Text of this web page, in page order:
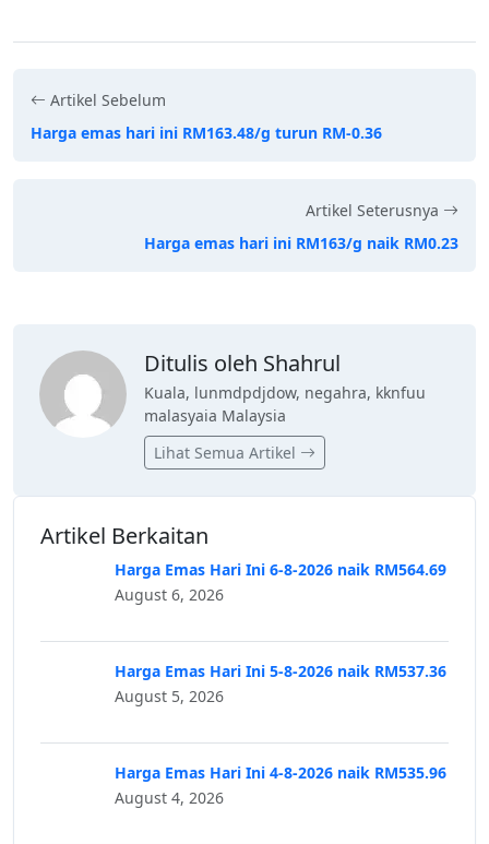
Artikel Sebelum
Harga emas hari ini RM163.48/g turun RM-0.36
Artikel Seterusnya
Harga emas hari ini RM163/g naik RM0.23
Ditulis oleh Shahrul
Kuala, lunmdpdjdow, negahra, kknfuu
malasyaia Malaysia
Lihat Semua Artikel
Artikel Berkaitan
Harga Emas Hari Ini 6-8-2026 naik RM564.69
August 6, 2026
Harga Emas Hari Ini 5-8-2026 naik RM537.36
August 5, 2026
Harga Emas Hari Ini 4-8-2026 naik RM535.96
August 4, 2026